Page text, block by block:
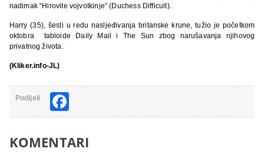
nadimak “Hirovite vojvotkinje” (Duchess Difficult).
Harry (35), šesti u redu nasljeđivanja britanske krune, tužio je početkom
oktobra tabloide Daily Mail i The Sun zbog narušavanja njihovog
privatnog života.
(Kliker.info-JL)
Podijeli
KOMENTARI